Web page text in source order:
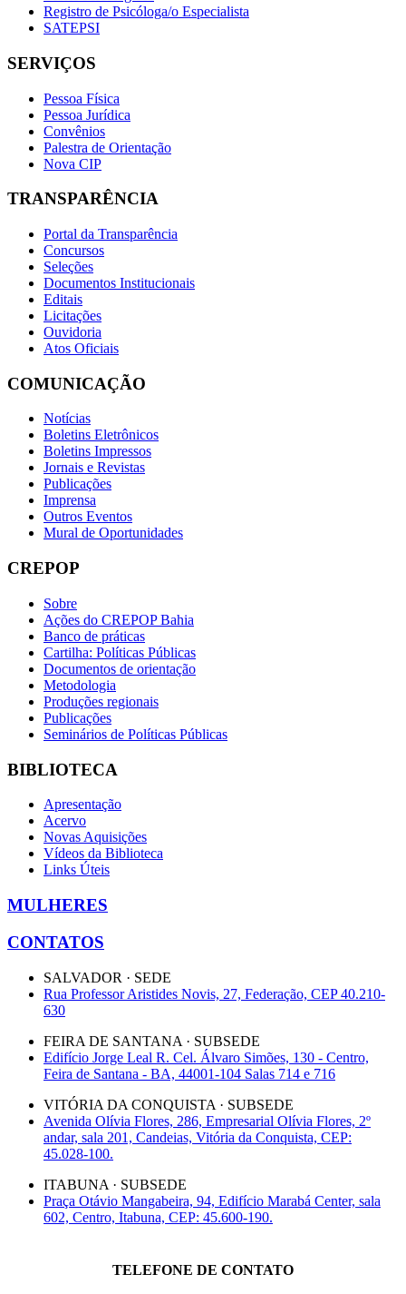
Registro de Psicóloga/o Especialista
SATEPSI
SERVIÇOS
Pessoa Física
Pessoa Jurídica
Convênios
Palestra de Orientação
Nova CIP
TRANSPARÊNCIA
Portal da Transparência
Concursos
Seleções
Documentos Institucionais
Editais
Licitações
Ouvidoria
Atos Oficiais
COMUNICAÇÃO
Notícias
Boletins Eletrônicos
Boletins Impressos
Jornais e Revistas
Publicações
Imprensa
Outros Eventos
Mural de Oportunidades
CREPOP
Sobre
Ações do CREPOP Bahia
Banco de práticas
Cartilha: Políticas Públicas
Documentos de orientação
Metodologia
Produções regionais
Publicações
Seminários de Políticas Públicas
BIBLIOTECA
Apresentação
Acervo
Novas Aquisições
Vídeos da Biblioteca
Links Úteis
MULHERES
CONTATOS
SALVADOR · SEDE
Rua Professor Aristides Novis, 27, Federação, CEP 40.210-
630
FEIRA DE SANTANA · SUBSEDE
Edifício Jorge Leal R. Cel. Álvaro Simões, 130 - Centro,
Feira de Santana - BA, 44001-104 Salas 714 e 716
VITÓRIA DA CONQUISTA · SUBSEDE
Avenida Olívia Flores, 286, Empresarial Olívia Flores, 2º
andar, sala 201, Candeias, Vitória da Conquista, CEP:
45.028-100.
ITABUNA · SUBSEDE
Praça Otávio Mangabeira, 94, Edifício Marabá Center, sala
602, Centro, Itabuna, CEP: 45.600-190.
TELEFONE DE CONTATO